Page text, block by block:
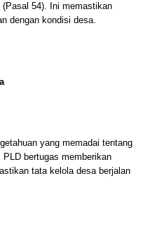
(Pasal 54). Ini memastikan
dengan kondisi desa.
yang memadai tentang
bertugas memberikan
tata kelola desa berjalan